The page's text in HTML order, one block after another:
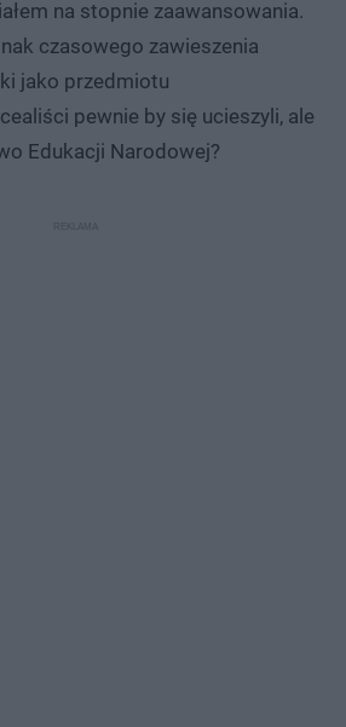
na stopnie zaawansowania.
czasowego zawieszenia
jako przedmiotu
pewnie by się ucieszyli, ale
Edukacji Narodowej?